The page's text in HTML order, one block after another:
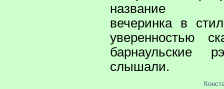
название
вечеринка в
уверенностью
барнаульские
слышали.